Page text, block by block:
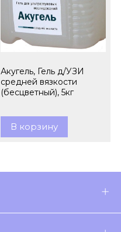
Акугель, Гель д/УЗИ
средней вязкости
(бесцветный), 5кг
В корзину